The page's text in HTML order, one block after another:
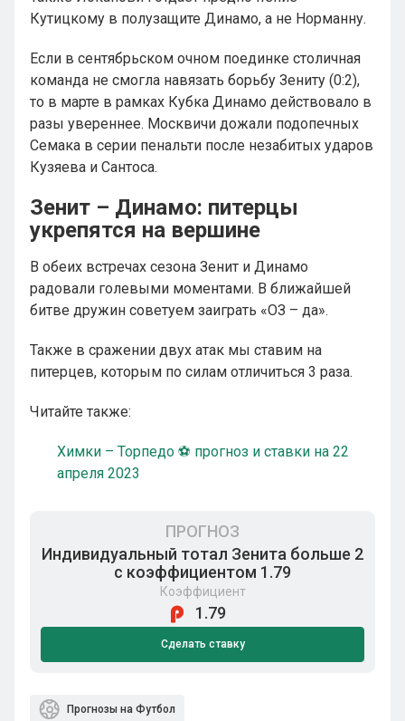
Кутицкому в полузащите Динамо, а не Норманну.
Если в сентябрьском очном поединке столичная
команда не смогла навязать борьбу Зениту (0:2),
то в марте в рамках Кубка Динамо действовало в
разы увереннее. Москвичи дожали подопечных
Семака в серии пенальти после незабитых ударов
Кузяева и Сантоса.
Зенит – Динамо: питерцы
укрепятся на вершине
В обеих встречах сезона Зенит и Динамо
радовали голевыми моментами. В ближайшей
битве дружин советуем заиграть «ОЗ – да».
Также в сражении двух атак мы ставим на
питерцев, которым по силам отличиться 3 раза.
Читайте также:
Химки – Торпедо ⚽ прогноз и ставки на 22
апреля 2023
ПРОГНОЗ
Индивидуальный тотал Зенита больше 2
с коэффициентом 1.79
Коэффициент
1.79
Сделать ставку
Прогнозы на Футбол